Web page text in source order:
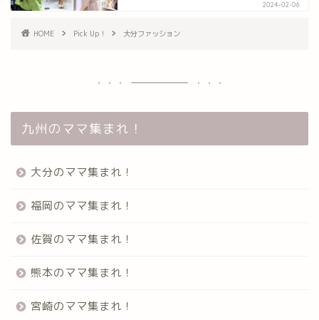
2024-02-06
HOME Pick Up！ 大分ファッション
九州のママ集まれ！
大分のママ集まれ！
福岡のママ集まれ！
佐賀のママ集まれ！
熊本のママ集まれ！
宮崎のママ集まれ！